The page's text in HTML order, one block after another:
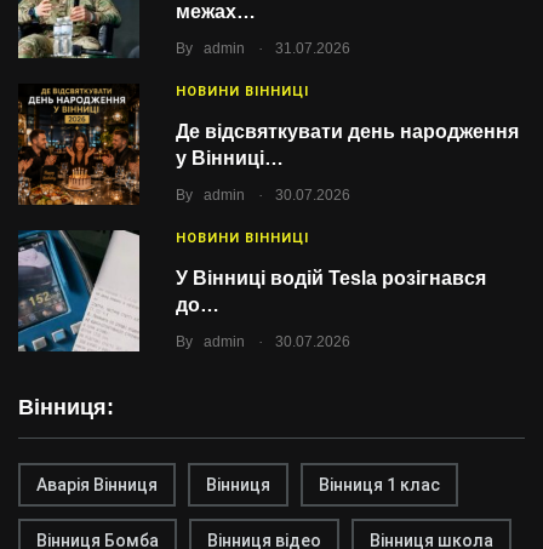
межах…
By admin . 31.07.2026
НОВИНИ ВІННИЦІ
Де відсвяткувати день народження
у Вінниці…
By admin . 30.07.2026
НОВИНИ ВІННИЦІ
У Вінниці водій Tesla розігнався
до…
By admin . 30.07.2026
Вінниця:
Аварія Вінниця Вінниця Вінниця 1 клас
Вінниця Бомба Вінниця відео Вінниця школа